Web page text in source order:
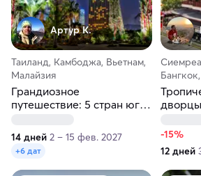
Артур К.
Таиланд, Камбоджа, Вьетнам,
Малайзия
Грандиозное
путешествие: 5 стран юго-
14 дней 2 – 15 фев. 2027
+6 дат
-15%
12 дней